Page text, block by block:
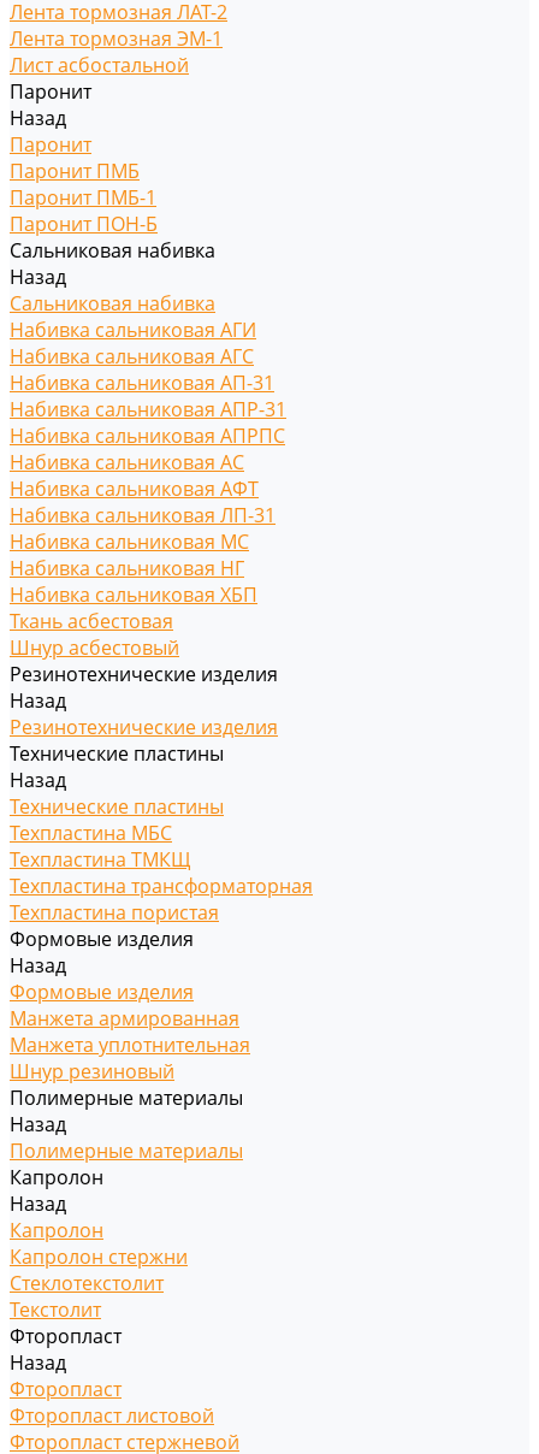
Лента тормозная ЛАТ-2
Лента тормозная ЭМ-1
Лист асбостальной
Паронит
Назад
Паронит
Паронит ПМБ
Паронит ПМБ-1
Паронит ПОН-Б
Сальниковая набивка
Назад
Сальниковая набивка
Набивка сальниковая АГИ
Набивка сальниковая АГС
Набивка сальниковая АП-31
Набивка сальниковая АПР-31
Набивка сальниковая АПРПС
Набивка сальниковая АС
Набивка сальниковая АФТ
Набивка сальниковая ЛП-31
Набивка сальниковая МС
Набивка сальниковая НГ
Набивка сальниковая ХБП
Ткань асбестовая
Шнур асбестовый
Резинотехнические изделия
Назад
Резинотехнические изделия
Технические пластины
Назад
Технические пластины
Техпластина МБС
Техпластина ТМКЩ
Техпластина трансформаторная
Техпластина пористая
Формовые изделия
Назад
Формовые изделия
Манжета армированная
Манжета уплотнительная
Шнур резиновый
Полимерные материалы
Назад
Полимерные материалы
Капролон
Назад
Капролон
Капролон стержни
Стеклотекстолит
Текстолит
Фторопласт
Назад
Фторопласт
Фторопласт листовой
Фторопласт стержневой